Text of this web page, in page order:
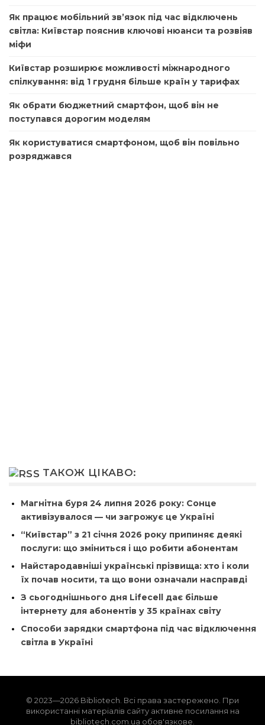
Як працює мобільний зв’язок під час відключень
світла: Київстар пояснив ключові нюанси та розвіяв
міфи
Київстар розширює можливості міжнародного
спілкування: від 1 грудня більше країн у тарифах
Як обрати бюджетний смартфон, щоб він не
поступався дорогим моделям
Як користуватися смартфоном, щоб він повільно
розряджався
ТАКОЖ ЦІКАВО:
Магнітна буря 24 липня 2026 року: Сонце
активізувалося — чи загрожує це Україні
“Київстар” з 21 січня 2026 року припиняє деякі
послуги: що зміниться і що робити абонентам
Найстародавніші українські прізвища: хто і коли
їх почав носити, та що вони означали насправді
З сьогоднішнього дня Lifecell дає більше
інтернету для абонентів у 35 країнах світу
Способи зарядки смартфона під час відключення
світла в Україні
© 2023—2026 Bibliotech. Всі права застережено. При
використанні матеріалів сайту активне посилання на
bibliotech.com.ua обов'язкове.